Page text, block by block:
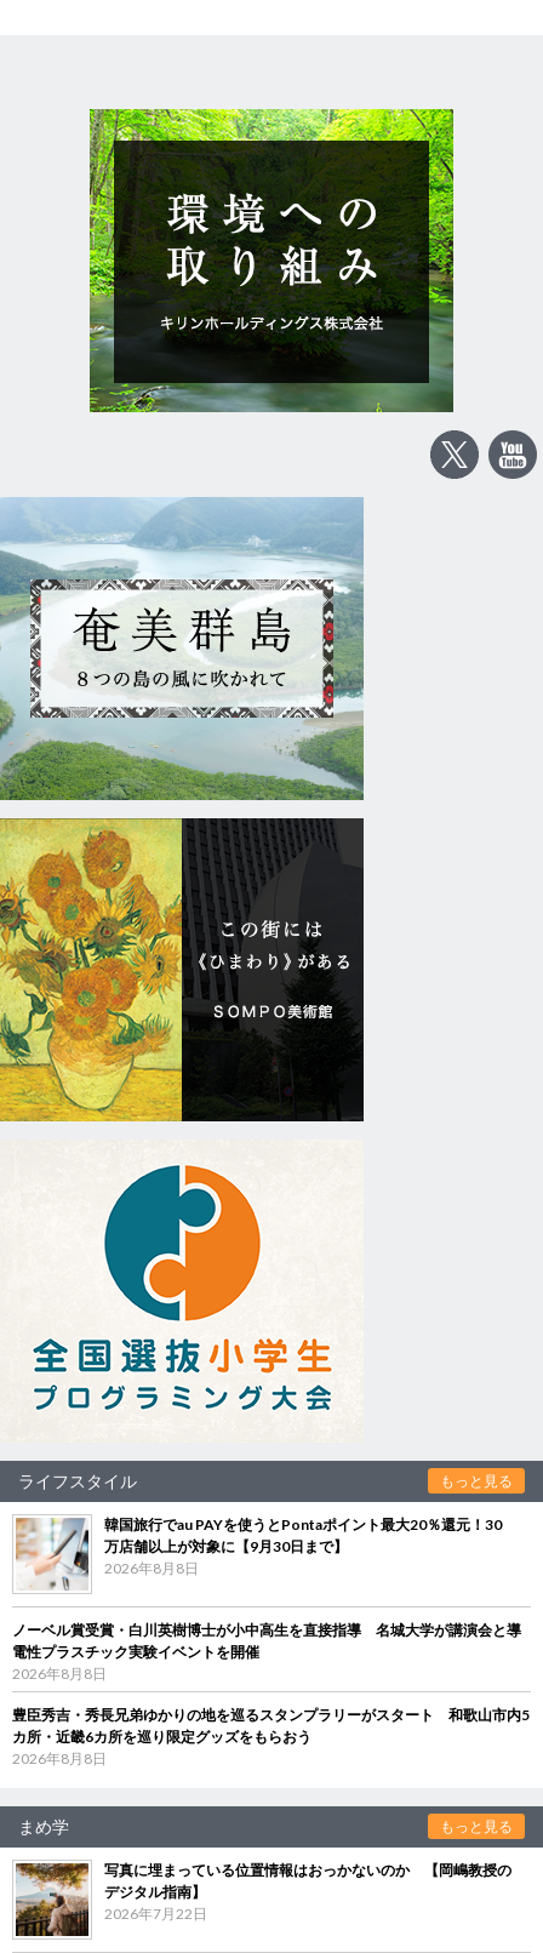
ライフスタイル もっと見る
韓国旅行でau PAYを使うとPontaポイント最大20％還元！30
万店舗以上が対象に【9月30日まで】
2026年8月8日
ノーベル賞受賞・白川英樹博士が小中高生を直接指導 名城大学が講演会と導
電性プラスチック実験イベントを開催
2026年8月8日
豊臣秀吉・秀長兄弟ゆかりの地を巡るスタンプラリーがスタート 和歌山市内5
カ所・近畿6カ所を巡り限定グッズをもらおう
2026年8月8日
まめ学 もっと見る
写真に埋まっている位置情報はおっかないのか 【岡嶋教授の
デジタル指南】
2026年7月22日